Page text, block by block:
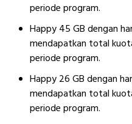
periode program.
Happy 45 GB dengan
mendapatkan total
periode program.
Happy 26 GB dengan
mendapatkan total
periode program.